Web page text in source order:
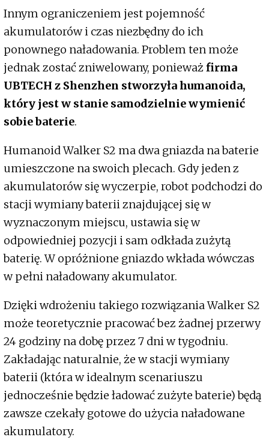
Innym ograniczeniem jest pojemność
akumulatorów i czas niezbędny do ich
ponownego naładowania. Problem ten może
jednak zostać zniwelowany, ponieważfirma
UBTECH z Shenzhen stworzyła humanoida,
który jest w stanie samodzielnie wymienić
sobie baterie.
Humanoid Walker S2 ma dwa gniazda na baterie
umieszczone na swoich plecach. Gdy jeden z
akumulatorów się wyczerpie, robot podchodzi do
stacji wymiany baterii znajdującej się w
wyznaczonym miejscu, ustawia się w
odpowiedniej pozycji i sam odkłada zużytą
baterię. W opróżnione gniazdo wkłada wówczas
w pełni naładowany akumulator.
Dzięki wdrożeniu takiego rozwiązania Walker S2
może teoretycznie pracować bez żadnej przerwy
24 godziny na dobę przez 7 dni w tygodniu.
Zakładając naturalnie, że w stacji wymiany
baterii (która w idealnym scenariuszu
jednocześnie będzie ładować zużyte baterie) będą
zawsze czekały gotowe do użycia naładowane
akumulatory.